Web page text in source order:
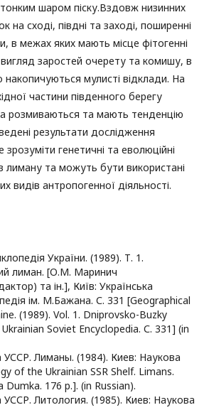
тонким шаром піску.Вздовж низинних
на сході, півдні та заході, поширенні
в межах яких мають місце фітогенні
заростей очерету та комишу, в
мулисті відклади. На
частини південного берегу
розмиваються та мають тенденцію
результати дослідження
генетичні та еволюційні
лиману та можуть бути використані
видів антропогенної діяльності.
України. (1989). Т. 1.
лиман. [О.М. Маринич
та ін.], Київ: Українська
ім. М.Бажана. С. 331 [Geographical
(1989). Vol. 1. Dniprovsko-Buzky
Soviet Encyclopedia. С. 331] (in
Лиманы. (1984). Киев: Наукова
of the Ukrainian SSR Shelf. Limans.
Dumka. 176 p.]. (in Russian).
Литология. (1985). Киев: Наукова